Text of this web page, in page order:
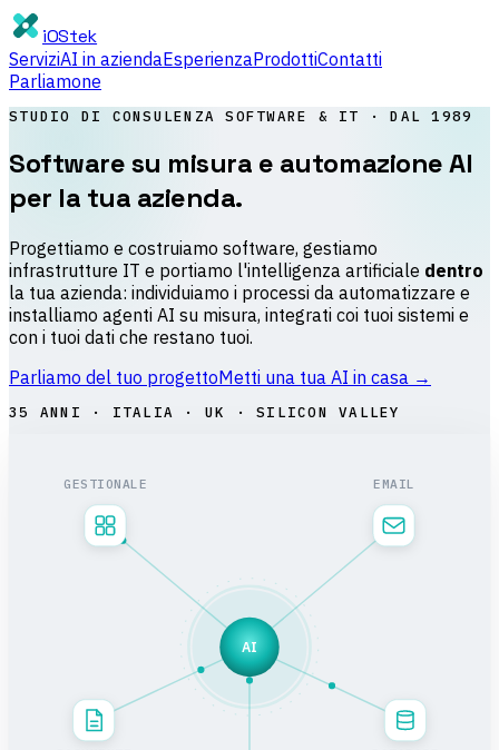
iOStek
ServiziAI in aziendaEsperienzaProdottiContatti
Parliamone
STUDIO DI CONSULENZA SOFTWARE & IT · DAL 1989
Software su misura e automazione AI
per la tua azienda.
Progettiamo e costruiamo software, gestiamo
infrastrutture IT e portiamo l'intelligenza artificiale dentro
la tua azienda: individuiamo i processi da automatizzare e
installiamo agenti AI su misura, integrati coi tuoi sistemi e
con i tuoi dati che restano tuoi.
Parliamo del tuo progettoMetti una tua AI in casa →
35 ANNI · ITALIA · UK · SILICON VALLEY
AI
GESTIONALE EMAIL